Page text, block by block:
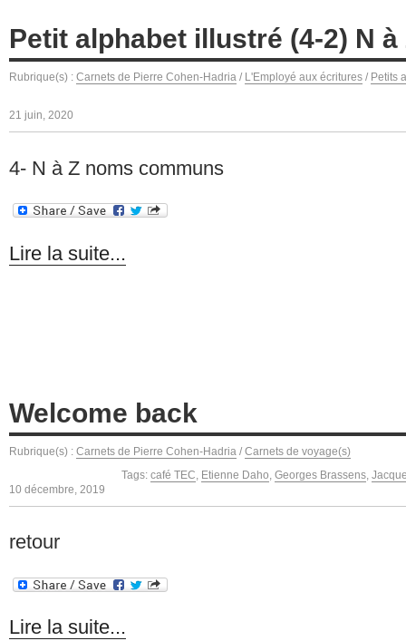
Petit alphabet illustré (4-2) N
Rubrique(s) : Carnets de Pierre Cohen-Hadria / L'Employé aux écritures / Petits
21 juin, 2020
4- N à Z noms communs
Lire la suite...
Welcome back
Rubrique(s) : Carnets de Pierre Cohen-Hadria / Carnets de voyage(s)
Tags: café TEC, Etienne Daho, Georges Brassens,
10 décembre, 2019
retour
Lire la suite...